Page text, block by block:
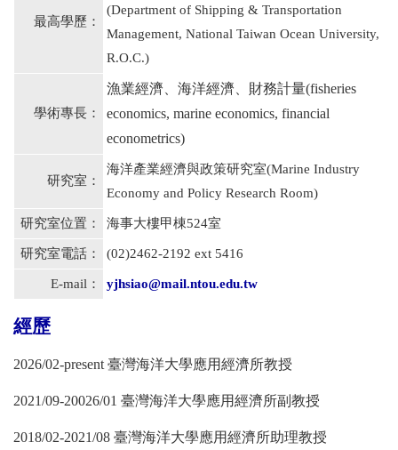
專任教師
行政人員
最高學歷：
(Department of Shipping & Transportation
Management, National Taiwan Ocean University,
R.O.C.)
學術專長：
漁業經濟、海洋經濟、財務計量(fisheries
economics, marine economics, financial
econometrics)
研究室：
海洋產業經濟與政策研究室(Marine Industry
Economy and Policy Research Room)
研究室位置： 海事大樓甲棟524室
研究室電話： (02)2462-2192 ext 5416
E-mail： yjhsiao@mail.ntou.edu.tw
經歷
2026/02-present 臺灣海洋大學應用經濟所教授
2021/09-20026/01 臺灣海洋大學應用經濟所副教授
2018/02-2021/08 臺灣海洋大學應用經濟所助理教授